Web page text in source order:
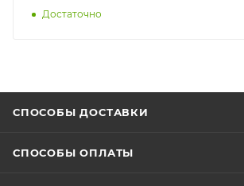
Достаточно
СПОСОБЫ ДОСТАВКИ
СПОСОБЫ ОПЛАТЫ